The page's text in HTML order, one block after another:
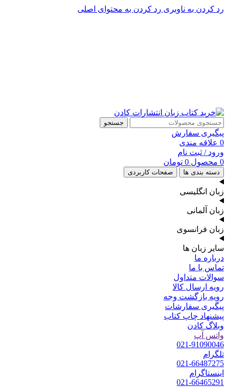
رد کردن به ناوبری رد کردن به محتوای اصلی
جستجو
پیگیری سفارش
0 علاقه مندی
ورود / ثبت نام
0 محصول 0 تومان
دسته بندی ها صفحات کاربردی
زبان انگلیسی
زبان آلمانی
زبان فرانسوی
سایر زبان ها
درباره ما
تماس با ما
سوالات متداول
رویه ارسال کالا
رویه بازگشت وجه
پیگیری سفارشات
پیشنهاد چاپ کتاب
وبلاگ کادن
واتس آپ
021-91090046
تلگرام
021-66487275
اینستاگرام
021-66465291